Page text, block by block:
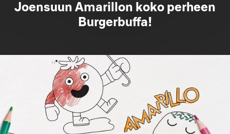
Joensuun Amarillon koko perheen
Burgerbuffa!